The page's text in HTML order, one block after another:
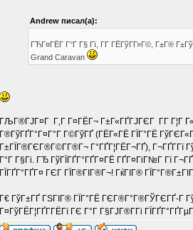
Andrew писал(а):
ГЋГ¤ГЁГ­ Г°Г Г§ Гї, Г­Г ГЁГўГ­Г»Г©, Г±Г®
Grand Caravan
ГЉГ®ГЈГ¤Г Г‚Г Г¤ГЁГ¬ Г±Г«ГҐГЈГЄГ Г­Г Г¦Г
Г®ГўГҐГ°Г¤Г°Г Г©ГўГҐ (ГЁГ«ГЁ ГЇГ°ГЁ
Г±ГЇГ®ГЄГ®Г©Г­Г®Г¬ Г°ГҐГ¦ГЁГ¬ГҐ),
Г°Г Г§Гі. ГЂ ГўГЇГҐГ°ГҐГ¤ГЁ ГҐГ¤ГіГ№Г Гї
ГЇГҐГ°ГҐГ¤ ГЄГ ГЇГ®ГІГ®Г¬! ГќГІГ®
Г€ ГўГ±ГҐ ГЅГІГ® ГЇГ°ГЁ ГЄГ®Г°Г®ГЎГЄГҐ-Г
Г¤ГўГЁГ¦ГҐГ­ГЁГї ГЄ Г°Г Г§ГЈГ®Г­Гі